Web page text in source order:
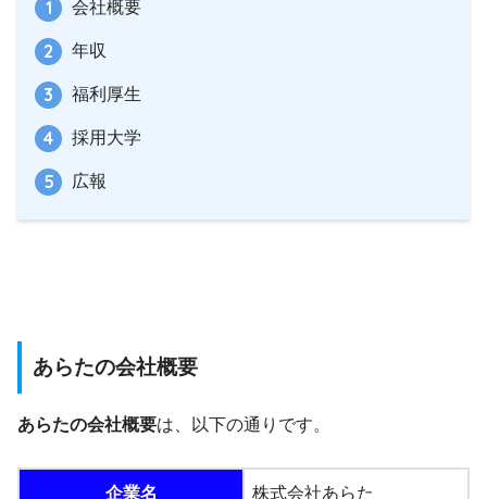
会社概要
年収
福利厚生
採用大学
広報
あらたの会社概要
あらたの会社概要は、以下の通りです。
企業名 株式会社あらた